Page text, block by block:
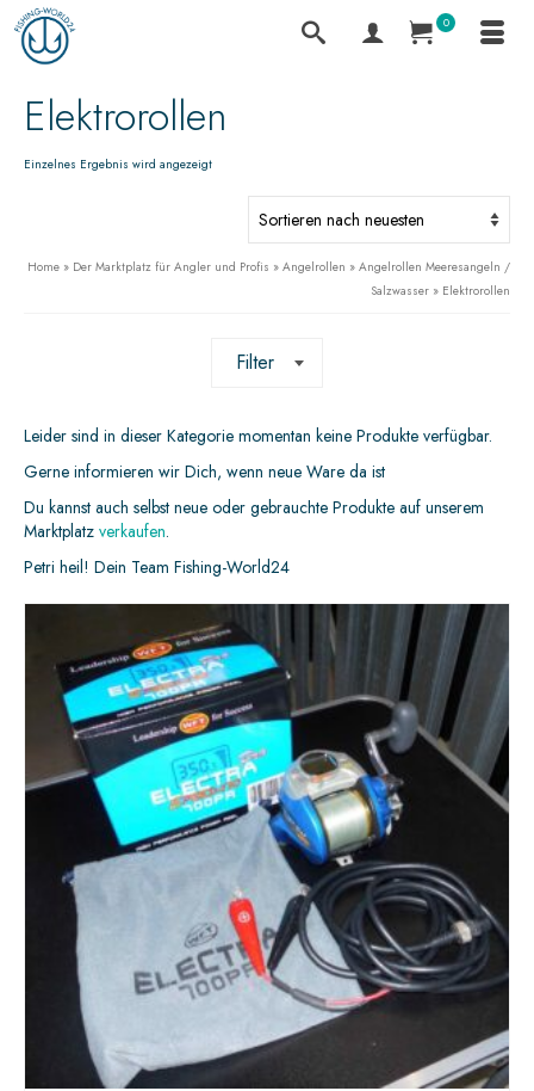
0
Elektrorollen
Einzelnes Ergebnis wird angezeigt
Home » Der Marktplatz für Angler und Profis » Angelrollen » Angelrollen Meeresangeln /
Salzwasser » Elektrorollen
Filter
Leider sind in dieser Kategorie momentan keine Produkte verfügbar.
Gerne informieren wir Dich, wenn neue Ware da ist
Du kannst auch selbst neue oder gebrauchte Produkte auf unserem
Marktplatz verkaufen.
Petri heil! Dein Team Fishing-World24